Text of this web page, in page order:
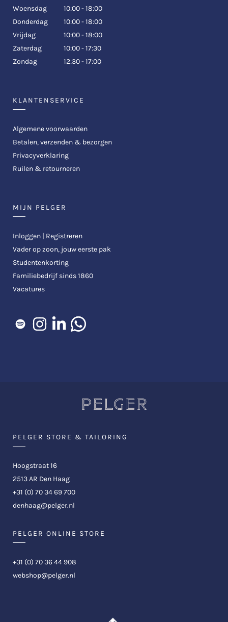
Woensdag
10:00 - 18:00
Donderdag
10:00 - 18:00
Vrijdag
10:00 - 18:00
Zaterdag
10:00 - 17:30
Zondag
12:30 - 17:00
KLANTENSERVICE
Algemene voorwaarden
Betalen, verzenden & bezorgen
Privacyverklaring
Ruilen & retourneren
MIJN PELGER
Inloggen | Registreren
Vader op zoon, jouw eerste pak
Studentenkorting
Familiebedrijf sinds 1860
Vacatures
PELGER STORE & TAILORING
Hoogstraat 16
2513 AR Den Haag
+31 (0) 70 34 69 700
denhaag@pelger.nl
PELGER ONLINE STORE
+31 (0) 70 36 44 908
webshop@pelger.nl